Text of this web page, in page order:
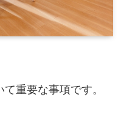
重要な事項です。